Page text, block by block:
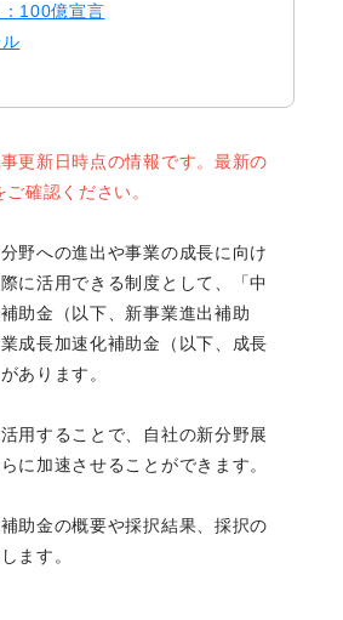
100億宣言
更新日時点の情報です。最新の
確認ください。
野への進出や事業の成長に向け
に活用できる制度として、「中
助金（以下、新事業進出補助
成長加速化補助金（以下、成長
あります。
用することで、自社の新分野展
に加速させることができます。
助金の概要や採択結果、採択の
ます。